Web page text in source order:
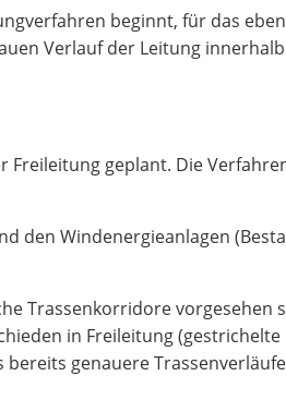
beginnt, für das
Verlauf der Leitung
geplant. Die
den Windenergieanlagen
Trassenkorridore vorgesehen
in Freileitung
genauere